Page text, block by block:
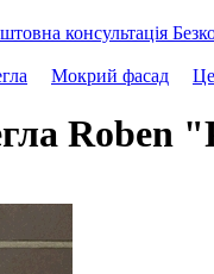
консультація
Мокрий фасад
Roben